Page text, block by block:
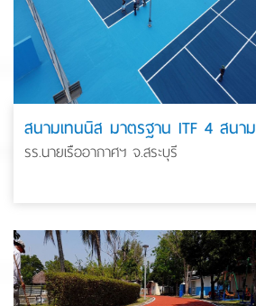
สนามเทนนิส มาตรฐาน ITF 4 สนาม
รร.นายเรืออากาศฯ จ.สระบุรี